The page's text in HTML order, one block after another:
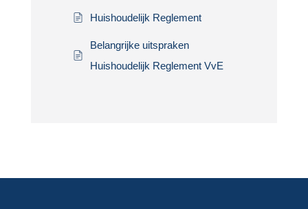
Huishoudelijk Reglement
Belangrijke uitspraken
Huishoudelijk Reglement VvE